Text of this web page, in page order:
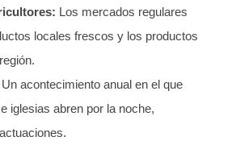
Los mercados regulares
locales frescos y los productos
Un acontecimiento anual en el que
iglesias abren por la noche,